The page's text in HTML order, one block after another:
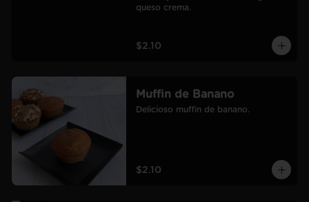
queso crema.
$2.10
Muffin de Banano
Delicioso muffin de banano.
$2.10